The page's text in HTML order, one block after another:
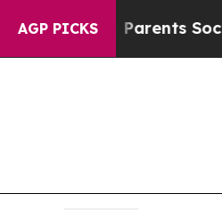
AGP PICKS
Gives Parents Social